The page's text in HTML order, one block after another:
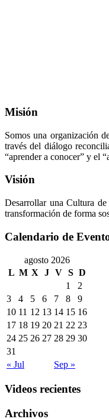
Misión
Somos una organización
través del diálogo
“aprender a conocer” y el
Visión
Desarrollar una Cultura
transformación de forma
Calendario de
agosto 2026
L M X J V S D
1
2
3
4 5 6 7 8
9
10 11 12 13 14 15 16
17 18 19 20 21 22 23
24 25 26 27 28 29 30
31
« Jul
Sep »
Videos recientes
Archivos